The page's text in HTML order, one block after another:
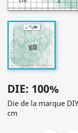
DIE: 100%
Die de la marque
cm